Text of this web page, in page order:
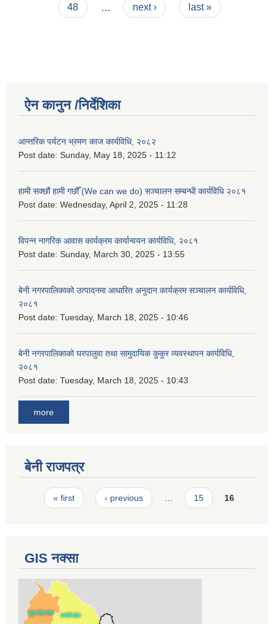
48 next › last »
ऐन कानुन /निर्देशिका
आन्तरिक पर्यटन भ्रमण काज कार्यविधि, २०८२
Post date: Sunday, May 18, 2025 - 11:12
हामी सक्छौं हामी गछौँ (We can we do) सञ्चालन सम्बन्धी कार्यविधि २०८१
Post date: Wednesday, April 2, 2025 - 11:28
विपन्न नागरिक आवास कार्यक्रम कार्यान्वयन कार्यविधि, २०८१
Post date: Sunday, March 30, 2025 - 13:55
बेनी नगरपालिकाको उत्पादनमा आधारित अनुदान कार्यक्रम सञ्‍चालन कार्यविधि,
२०८१
Post date: Tuesday, March 18, 2025 - 10:46
बेनी नगरपालिकाको घरपालुवा तथा सामुदायिक कुकुर व्यवस्थापन कार्यविधि,
२०८१
Post date: Tuesday, March 18, 2025 - 10:43
more
बेनी राजपत्र
Pages
« first ‹ previous … 15 16
GIS नक्सा